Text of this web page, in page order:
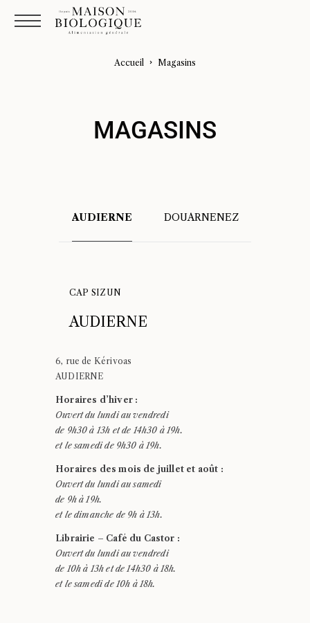
Accueil Magasins
MAGASINS
AUDIERNE DOUARNENEZ
CAP SIZUN
AUDIERNE
6, rue de Kérivoas
AUDIERNE
Horaires d’hiver :
Ouvert du lundi au vendredi
de 9h30 à 13h et de 14h30 à 19h.
et le samedi de 9h30 à 19h.
Horaires des mois de juillet et août :
Ouvert du lundi au samedi
de 9h à 19h.
et le dimanche de 9h à 13h.
Librairie – Café du Castor :
Ouvert du lundi au vendredi
de 10h à 13h et de 14h30 à 18h.
et le samedi de 10h à 18h.